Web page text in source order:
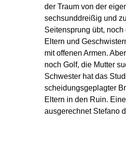
der Traum von der
sechsunddreißig und
Seitensprung übt,
Eltern und
mit offenen Armen.
noch Golf, die Mutter
Schwester hat das
scheidungsgeplagter
Eltern in den Ruin.
ausgerechnet Stefano